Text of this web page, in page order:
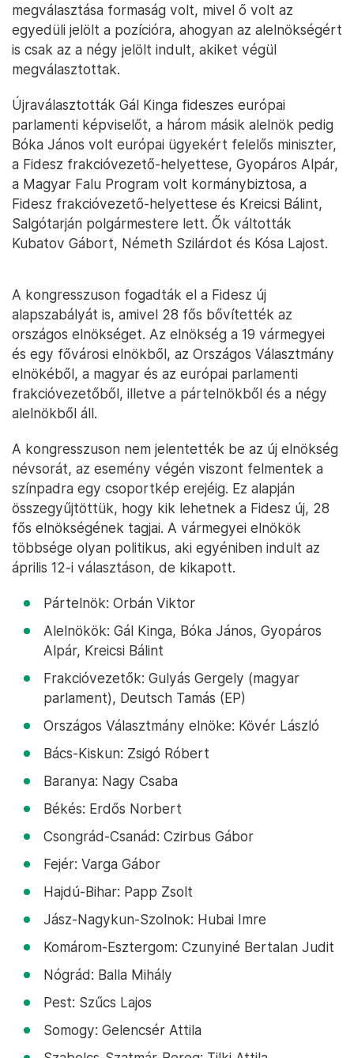
megválasztása formaság volt, mivel ő volt az
egyedüli jelölt a pozícióra, ahogyan az alelnökségért
is csak az a négy jelölt indult, akiket végül
megválasztottak.
Újraválasztották Gál Kinga fideszes európai
parlamenti képviselőt, a három másik alelnök pedig
Bóka János volt európai ügyekért felelős miniszter,
a Fidesz frakcióvezető-helyettese, Gyopáros Alpár,
a Magyar Falu Program volt kormánybiztosa, a
Fidesz frakcióvezető-helyettese és Kreicsi Bálint,
Salgótarján polgármestere lett. Ők váltották
Kubatov Gábort, Németh Szilárdot és Kósa Lajost.
A kongresszuson fogadták el a Fidesz új
alapszabályát is, amivel 28 fős bővítették az
országos elnökséget. Az elnökség a 19 vármegyei
és egy fővárosi elnökből, az Országos Választmány
elnökéből, a magyar és az európai parlamenti
frakcióvezetőből, illetve a pártelnökből és a négy
alelnökből áll.
A kongresszuson nem jelentették be az új elnökség
névsorát, az esemény végén viszont felmentek a
színpadra egy csoportkép erejéig. Ez alapján
összegyűjtöttük, hogy kik lehetnek a Fidesz új, 28
fős elnökségének tagjai. A vármegyei elnökök
többsége olyan politikus, aki egyéniben indult az
április 12-i választáson, de kikapott.
Pártelnök: Orbán Viktor
Alelnökök: Gál Kinga, Bóka János, Gyopáros
Alpár, Kreicsi Bálint
Frakcióvezetők: Gulyás Gergely (magyar
parlament), Deutsch Tamás (EP)
Országos Választmány elnöke: Kövér László
Bács-Kiskun: Zsigó Róbert
Baranya: Nagy Csaba
Békés: Erdős Norbert
Csongrád-Csanád: Czirbus Gábor
Fejér: Varga Gábor
Hajdú-Bihar: Papp Zsolt
Jász-Nagykun-Szolnok: Hubai Imre
Komárom-Esztergom: Czunyiné Bertalan Judit
Nógrád: Balla Mihály
Pest: Szűcs Lajos
Somogy: Gelencsér Attila